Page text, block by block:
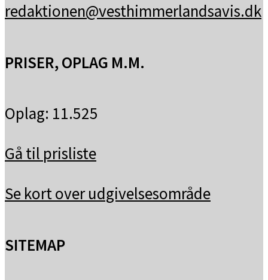
redaktionen@vesthimmerlandsavis.dk
PRISER, OPLAG M.M.
Oplag: 11.525
Gå til prisliste
Se kort over udgivelsesområde
SITEMAP